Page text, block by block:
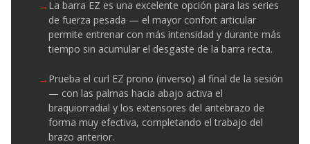
La barra EZ es una excelente opción para las series
de fuerza pesada — el mayor confort articular
permite entrenar con más intensidad y durante más
tiempo sin acumular el desgaste de la barra recta.
Prueba el curl EZ prono (inverso) al final de la sesión
— con las palmas hacia abajo activa el
braquiorradial y los extensores del antebrazo de
forma muy efectiva, completando el trabajo del
brazo anterior.